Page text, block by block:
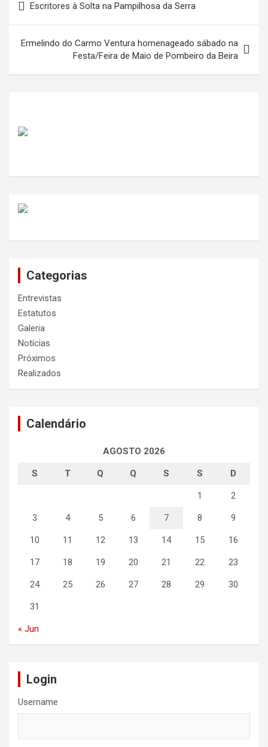
de
artigos
Escritores à Solta na Pampilhosa da Serra
Ermelindo do Carmo Ventura homenageado sábado na
Festa/Feira de Maio de Pombeiro da Beira
Categorias
Entrevistas
Estatutos
Galeria
Notícias
Próximos
Realizados
Calendário
AGOSTO 2026
S T Q Q S S D
1 2
3 4 5 6 7 8 9
10 11 12 13 14 15 16
17 18 19 20 21 22 23
24 25 26 27 28 29 30
31
« Jun
Login
Username